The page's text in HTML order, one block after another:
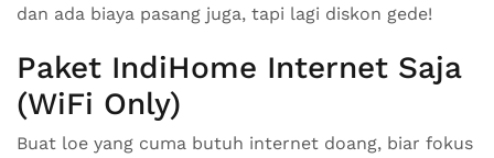
dan ada biaya pasang juga, tapi lagi diskon gede!
Paket IndiHome Internet Saja
(WiFi Only)
Buat loe yang cuma butuh internet doang, biar fokus